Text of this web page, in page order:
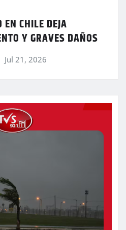
CHILE DEJA
Y GRAVES DAÑOS
Jul 21, 2026